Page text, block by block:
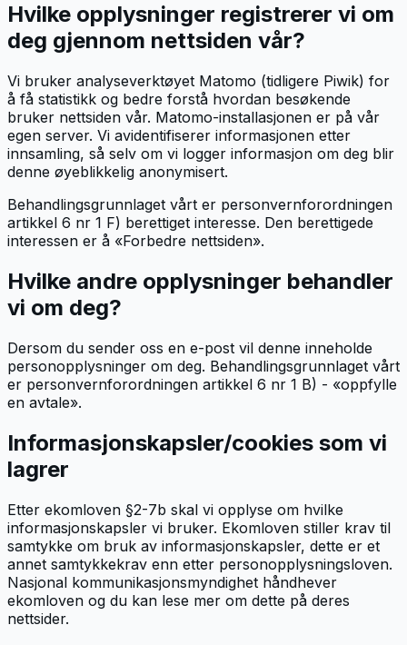
Hvilke opplysninger registrerer vi om
deg gjennom nettsiden vår?
Vi bruker analyseverktøyet Matomo (tidligere Piwik) for
å få statistikk og bedre forstå hvordan besøkende
bruker nettsiden vår. Matomo-installasjonen er på vår
egen server. Vi avidentifiserer informasjonen etter
innsamling, så selv om vi logger informasjon om deg blir
denne øyeblikkelig anonymisert.
Behandlingsgrunnlaget vårt er personvernforordningen
artikkel 6 nr 1 F) berettiget interesse. Den berettigede
interessen er å «Forbedre nettsiden».
Hvilke andre opplysninger behandler
vi om deg?
Dersom du sender oss en e-post vil denne inneholde
personopplysninger om deg. Behandlingsgrunnlaget vårt
er personvernforordningen artikkel 6 nr 1 B) - «oppfylle
en avtale».
Informasjonskapsler/cookies som vi
lagrer
Etter ekomloven §2-7b skal vi opplyse om hvilke
informasjonskapsler vi bruker. Ekomloven stiller krav til
samtykke om bruk av informasjonskapsler, dette er et
annet samtykkekrav enn etter personopplysningsloven.
Nasjonal kommunikasjonsmyndighet håndhever
ekomloven og du kan lese mer om dette på deres
nettsider.